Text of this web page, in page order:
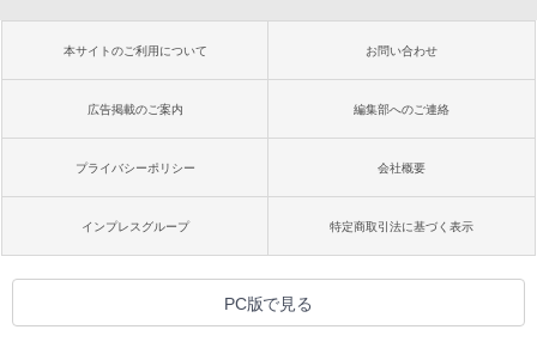
本サイトのご利用について お問い合わせ
広告掲載のご案内 編集部へのご連絡
プライバシーポリシー 会社概要
インプレスグループ 特定商取引法に基づく表示
PC版で見る